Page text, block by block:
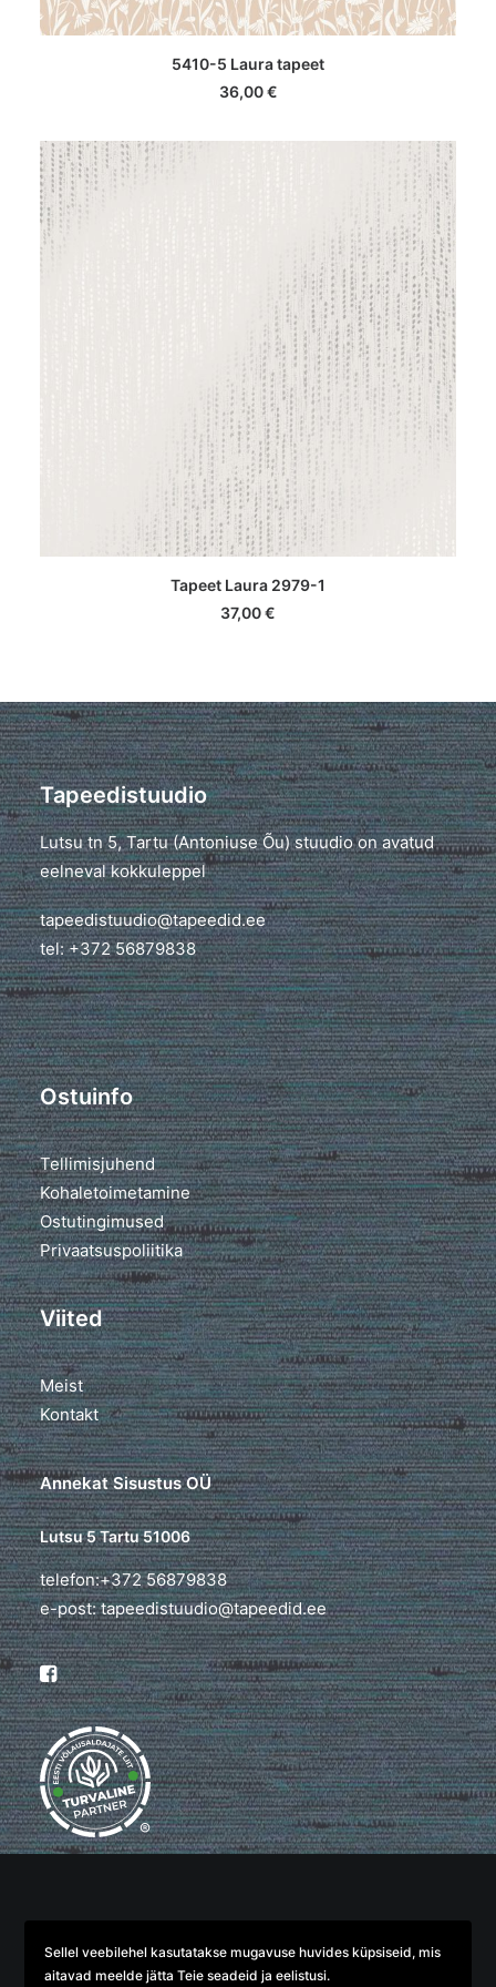
LISA KORVI
5410-5 Laura tapeet
36,00€
LISA KORVI
Tapeet Laura 2979-1
37,00€
Tapeedistuudio
Lutsu tn 5, Tartu (Antoniuse Õu) stuudio on avatud
eelneval kokkuleppel
tapeedistuudio@tapeedid.ee
tel: +372 56879838
Ostuinfo
Tellimisjuhend
Kohaletoimetamine
Ostutingimused
Privaatsuspoliitika
Viited
Meist
Kontakt
Annekat Sisustus OÜ
Lutsu 5 Tartu 51006
telefon:+372 56879838
e-post: tapeedistuudio@tapeedid.ee
®
Sellel veebilehel kasutatakse mugavuse huvides küpsiseid, mis
aitavad meelde jätta Teie seadeid ja eelistusi.